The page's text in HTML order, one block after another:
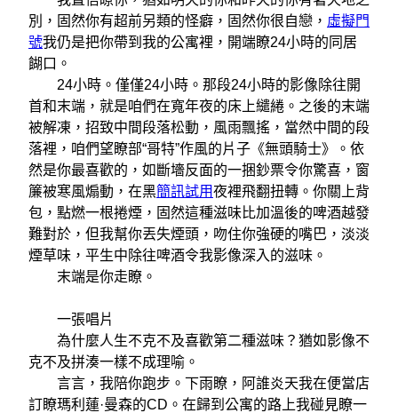
別，固然你有超前另類的怪癖，固然你很自戀， 虛擬門
號我仍是把你帶到我的公寓裡，開端瞭24小時的同居
餬口。
24小時。僅僅24小時。那段24小時的影像除往開
首和末端，就是咱們在寬年夜的床上繾綣。之後的末端
被解凍，招致中間段落松動，風雨飄搖，當然中間的段
落裡，咱們望瞭部“哥特”作風的片子《無頭騎士》。依
然是你最喜歡的，如斷墻反面的一捆鈔票令你驚喜，窗
簾被寒風煽動，在黑簡訊試用夜裡飛翻扭轉。你關上背
包，點燃一根捲煙，固然這種滋味比加溫後的啤酒越發
難對於，但我幫你丟失煙頭，吻住你強硬的嘴巴，淡淡
煙草味，平生中除往啤酒令我影像深入的滋味。
末端是你走瞭。
一張唱片
為什麼人生不克不及喜歡第二種滋味？猶如影像不
克不及拼湊一樣不成理喻。
言言，我陪你跑步。下雨瞭，阿誰炎天我在便當店
訂瞭瑪利蓮·曼森的CD。在歸到公寓的路上我碰見瞭一